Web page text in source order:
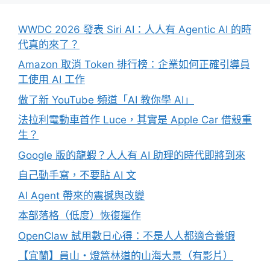
WWDC 2026 發表 Siri AI：人人有 Agentic AI 的時
代真的來了？
Amazon 取消 Token 排行榜：企業如何正確引導員
工使用 AI 工作
做了新 YouTube 頻道「AI 教你學 AI」
法拉利電動車首作 Luce，其實是 Apple Car 借殼重
生？
Google 版的龍蝦？人人有 AI 助理的時代即將到來
自己動手寫，不要貼 AI 文
AI Agent 帶來的震撼與改變
本部落格（低度）恢復運作
OpenClaw 試用數日心得：不是人人都適合養蝦
【宜蘭】員山・燈篙林道的山海大景（有影片）